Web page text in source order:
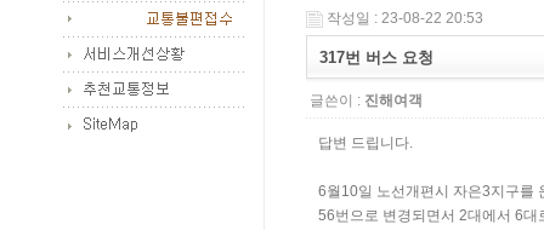
작성일 : 23-08-22 20:53
317번 버스 요청
글쓴이 : 진해여객
답변 드립니다.
6월10일 노선개편시 자은3지구를
56번으로 변경되면서 2대에서 6